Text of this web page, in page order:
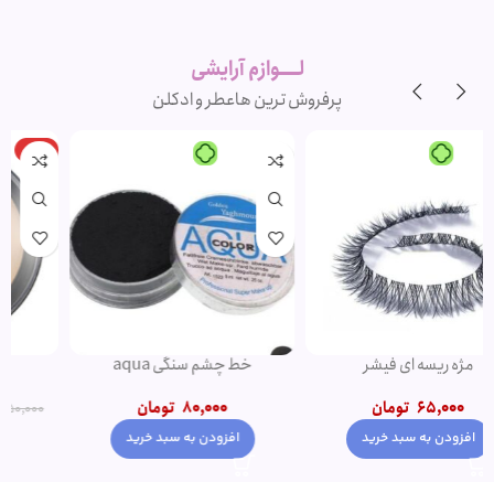
برندلــــوازم آرایشی
پرفروش ترین هاعطر و ادکلن
-1%
پنکک مهرونا
350,000 تومان345,000
انتخاب گزینه ها
-20%
کرم پودر پمپی دتوکس نوت | پوشش
1,500,000
1,200,000
تومان
انتخاب گزینه ها